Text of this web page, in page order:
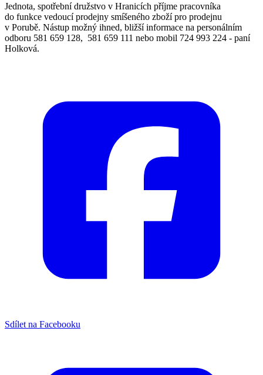
Jednota, spotřební družstvo v Hranicích příjme pracovníka
do funkce vedoucí prodejny smíšeného zboží pro prodejnu
v Porubě. Nástup možný ihned, bližší informace na personálním
odboru 581 659 128, 581 659 111 nebo mobil 724 993 224 - paní
Holková.
Sdílet na Facebooku